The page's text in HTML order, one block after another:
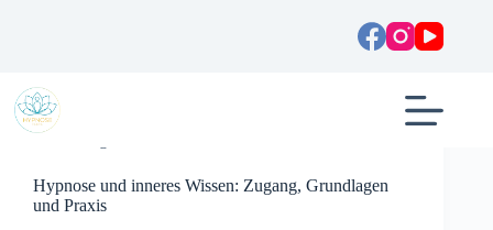
Hypnose und inneres Wissen: Zugang, Grundlagen
und Praxis